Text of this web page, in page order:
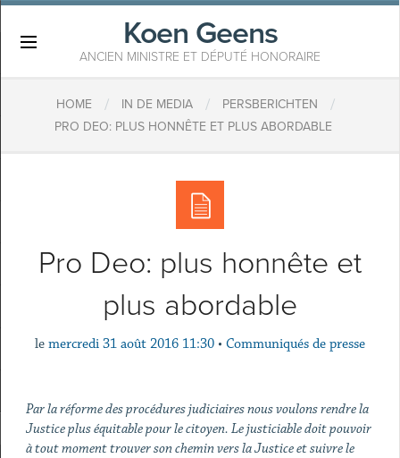
Koen Geens
ANCIEN MINISTRE ET DÉPUTÉ HONORAIRE
HOME / IN DE MEDIA / PERSBERICHTEN /
PRO DEO: PLUS HONNÊTE ET PLUS ABORDABLE
Pro Deo: plus honnête et
plus abordable
le mercredi 31 août 2016 11:30 • Communiqués de presse
Par la réforme des procédures judiciaires nous voulons rendre la
Justice plus équitable pour le citoyen. Le justiciable doit pouvoir
à tout moment trouver son chemin vers la Justice et suivre le